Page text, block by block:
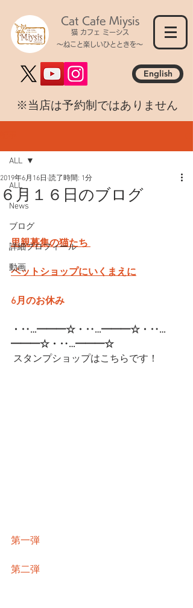
Cat Cafe Miysis
猫 カフェ ミーシス
～ねこと楽しいひとときを～
English
​※当店は予約制ではありません
ALL
News
ブログ
詳細プロフィール
動画
ALL
６月１６日のブログ
2019年6月16日 読了時間: 1分
里親募集の猫たち
ペットショップにいくまえに
6月のお休み
・‥…━━━☆・‥…━━━☆・‥…
━━━☆・‥…━━━☆
スタンプショップはこちらです！
第一弾
第二弾